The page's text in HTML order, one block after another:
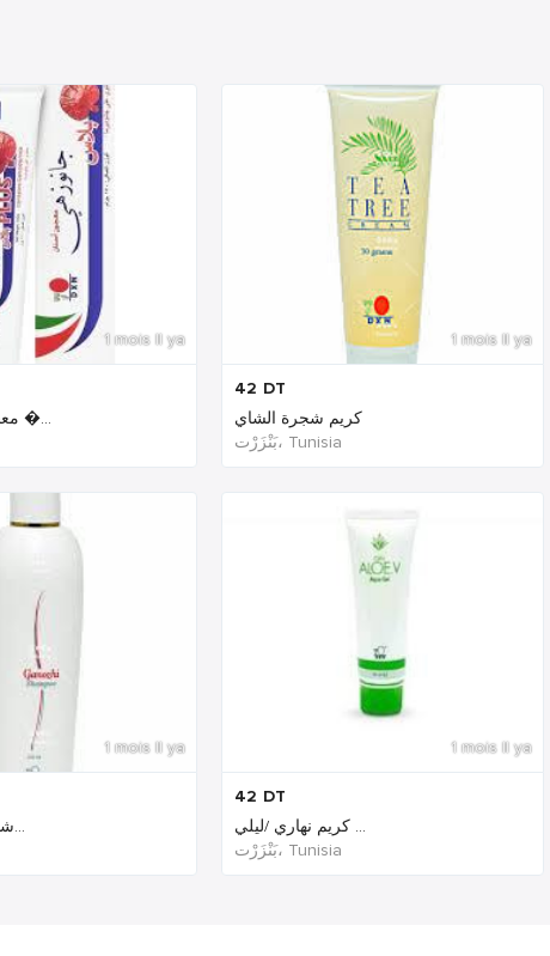
1 mois Il ya
معجون اسنان بلس �...
1 mois Il ya
42 DT
كريم شجرة الشاي
بَنْزَرْت‎، Tunisia
1 mois Il ya
شامبو جانوزي الط...
1 mois Il ya
42 DT
كريم نهاري /ليلي ...
بَنْزَرْت‎، Tunisia